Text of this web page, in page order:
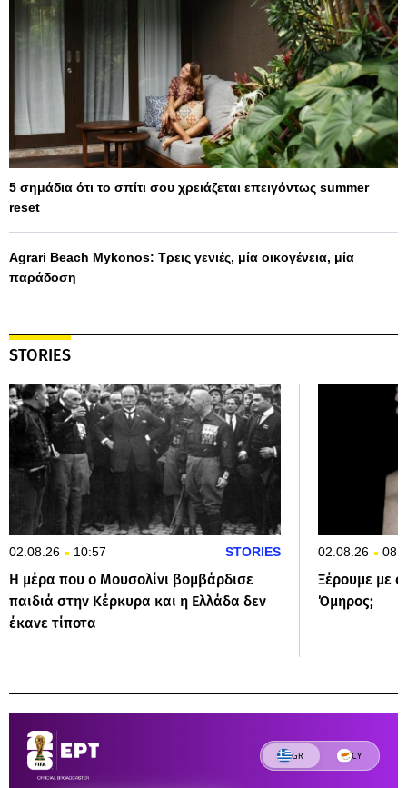
5 σημάδια ότι το σπίτι σου χρειάζεται επειγόντως summer
reset
Agrari Beach Mykonos: Τρεις γενιές, μία οικογένεια, μία
παράδοση
STORIES
02.08.26 10:57 STORIES
Η μέρα που ο Μουσολίνι βομβάρδισε
παιδιά στην Κέρκυρα και η Ελλάδα δεν
έκανε τίποτα
02.08.26
Ξέρουμε με
Όμηρος;